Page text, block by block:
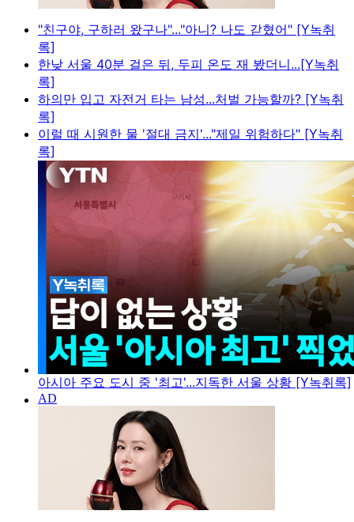
"친구야, 구하러 왔구나"..."아니? 나도 갇혔어" [Y녹취
록]
한낮 서울 40분 걸은 뒤, 두피 온도 재 봤더니...[Y녹취
록]
하의만 입고 자전거 타는 남성...처벌 가능할까? [Y녹취
록]
이럴 때 시원한 물 '절대 금지'..."제일 위험하다" [Y녹취
록]
아시아 주요 도시 중 '최고'...지독한 서울 상황 [Y녹취록]